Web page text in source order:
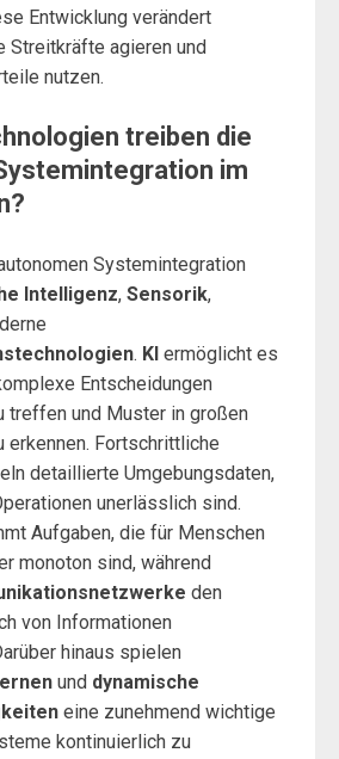
Entwicklung verändert
Streitkräfte agieren und
nutzen.
treiben die
im
Systemintegration
Intelligenz, Sensorik,
. KI ermöglicht es
Entscheidungen
treffen und Muster in großen
erkennen. Fortschrittliche
detaillierte Umgebungsdaten,
unerlässlich sind.
Aufgaben, die für Menschen
monoton sind, während
den
von Informationen
hinaus spielen
und dynamische
eine zunehmend wichtige
kontinuierlich zu